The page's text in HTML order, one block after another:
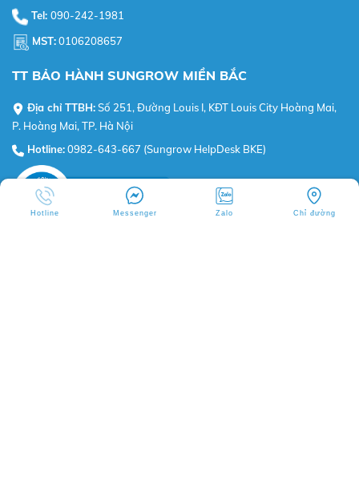
Tel: 090-242-1981
MST:0106208657
TT BẢO HÀNH SUNGROW MIỀN BẮC
Địa chỉ TTBH:Số 251, Đường Louis I, KĐT Louis City Hoàng Mai,
P. Hoàng Mai, TP. Hà Nội
Hotline:0982-643-667 (Sungrow HelpDesk BKE)
Hotline Messenger Zalo Chỉ đường